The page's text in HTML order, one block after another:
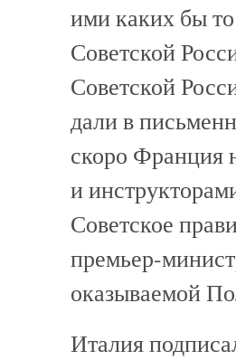
ими каких бы
Советской
Советской
дали в
скоро Франция
и
Советское
премьер-
оказываемой
Италия